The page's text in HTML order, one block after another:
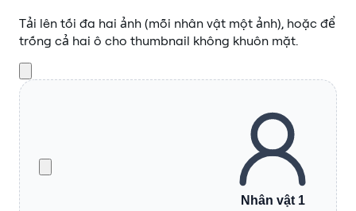
Tải lên tối đa hai ảnh (mỗi nhân vật một ảnh), hoặc để
trống cả hai ô cho thumbnail không khuôn mặt.
Nhân vật 1